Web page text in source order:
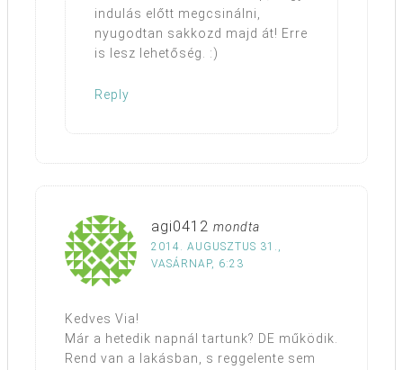
indulás előtt megcsinálni,
nyugodtan sakkozd majd át! Erre
is lesz lehetőség. :)
Reply
agi0412 mondta
2014. AUGUSZTUS 31.,
VASÁRNAP, 6:23
Kedves Via!
Már a hetedik napnál tartunk? DE működik.
Rend van a lakásban, s reggelente sem